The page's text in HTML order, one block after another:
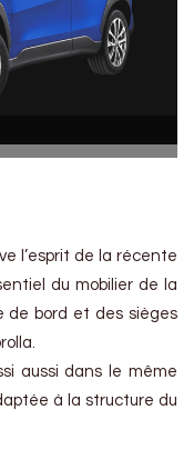
l’esprit de la récente
du mobilier de la
de bord et des sièges
aussi dans le même
à la structure du